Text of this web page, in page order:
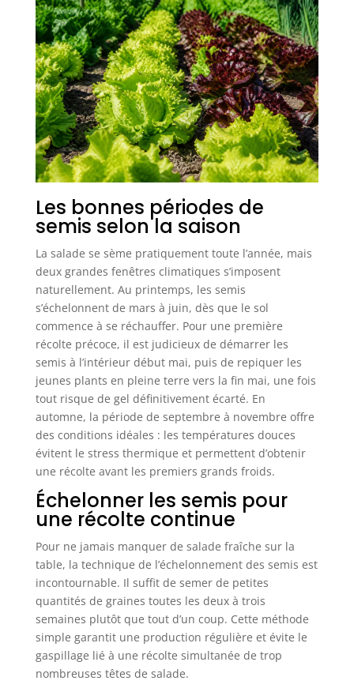
Les bonnes périodes de
semis selon la saison
La salade se sème pratiquement toute l’année, mais
deux grandes fenêtres climatiques s’imposent
naturellement. Au printemps, les semis
s’échelonnent de mars à juin, dès que le sol
commence à se réchauffer. Pour une première
récolte précoce, il est judicieux de démarrer les
semis à l’intérieur début mai, puis de repiquer les
jeunes plants en pleine terre vers la fin mai, une fois
tout risque de gel définitivement écarté. En
automne, la période de septembre à novembre offre
des conditions idéales : les températures douces
évitent le stress thermique et permettent d’obtenir
une récolte avant les premiers grands froids.
Échelonner les semis pour
une récolte continue
Pour ne jamais manquer de salade fraîche sur la
table, la technique de l’échelonnement des semis est
incontournable. Il suffit de semer de petites
quantités de graines toutes les deux à trois
semaines plutôt que tout d’un coup. Cette méthode
simple garantit une production régulière et évite le
gaspillage lié à une récolte simultanée de trop
nombreuses têtes de salade.